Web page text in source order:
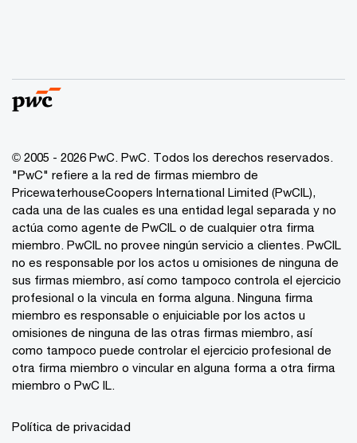
© 2005 - 2026 PwC. PwC. Todos los derechos reservados.
"PwC" refiere a la red de firmas miembro de
PricewaterhouseCoopers International Limited (PwCIL),
cada una de las cuales es una entidad legal separada y no
actúa como agente de PwCIL o de cualquier otra firma
miembro. PwCIL no provee ningún servicio a clientes. PwCIL
no es responsable por los actos u omisiones de ninguna de
sus firmas miembro, así como tampoco controla el ejercicio
profesional o la vincula en forma alguna. Ninguna firma
miembro es responsable o enjuiciable por los actos u
omisiones de ninguna de las otras firmas miembro, así
como tampoco puede controlar el ejercicio profesional de
otra firma miembro o vincular en alguna forma a otra firma
miembro o PwC IL.
Política de privacidad